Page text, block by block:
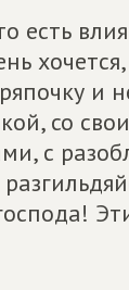
есть
и
со
с